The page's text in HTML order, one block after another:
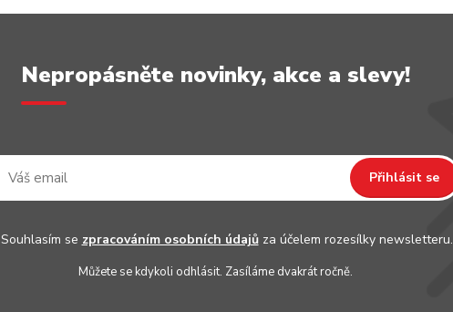
Nepropásněte novinky, akce a slevy!
Přihlásit se
Souhlasím se zpracováním osobních údajůza účelem rozesílky newsletteru.
Můžete se kdykoli odhlásit. Zasíláme dvakrát ročně.